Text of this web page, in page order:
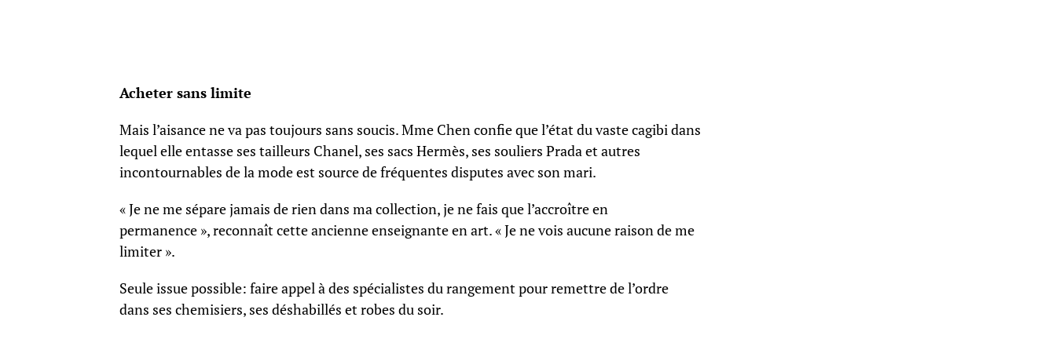
Acheter sans limite
Mais l’aisance ne va pas toujours sans soucis. Mme Chen confie que l’état du vaste cagibi dans
lequel elle entasse ses tailleurs Chanel, ses sacs Hermès, ses souliers Prada et autres
incontournables de la mode est source de fréquentes disputes avec son mari.
« Je ne me sépare jamais de rien dans ma collection, je ne fais que l’accroître en
permanence », reconnaît cette ancienne enseignante en art. « Je ne vois aucune raison de me
limiter ».
Seule issue possible: faire appel à des spécialistes du rangement pour remettre de l’ordre
dans ses chemisiers, ses déshabillés et robes du soir.